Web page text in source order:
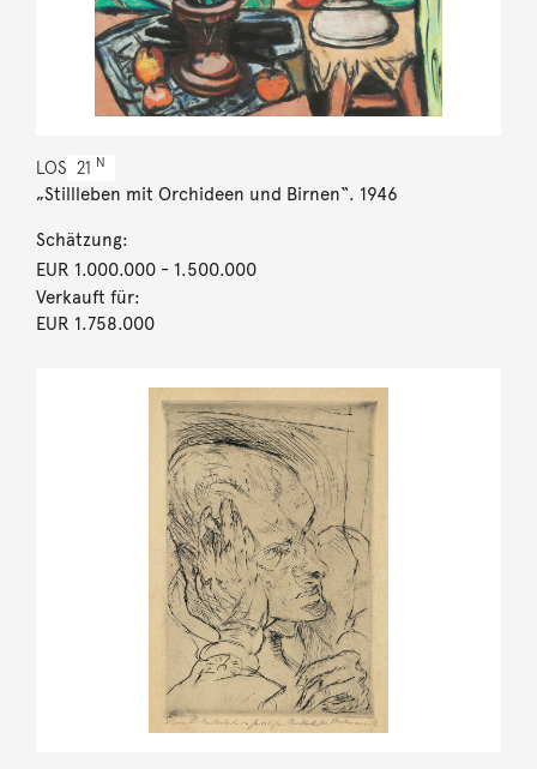
LOS 21 N
„Stillleben mit Orchideen und Birnen“. 1946
Schätzung:
EUR 1.000.000- 1.500.000
Verkauft für:
EUR 1.758.000